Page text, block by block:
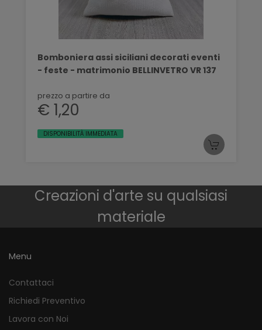
Bomboniera assi siciliani decorati eventi
- feste - matrimonio BELLINVETRO VR 137
prezzo a partire da
€ 1,20
DISPONIBILITÀ IMMEDIATA
Creazioni d'arte su qualsiasi
materiale
Menu
Contattaci
Richiedi Preventivo
Lavora con Noi